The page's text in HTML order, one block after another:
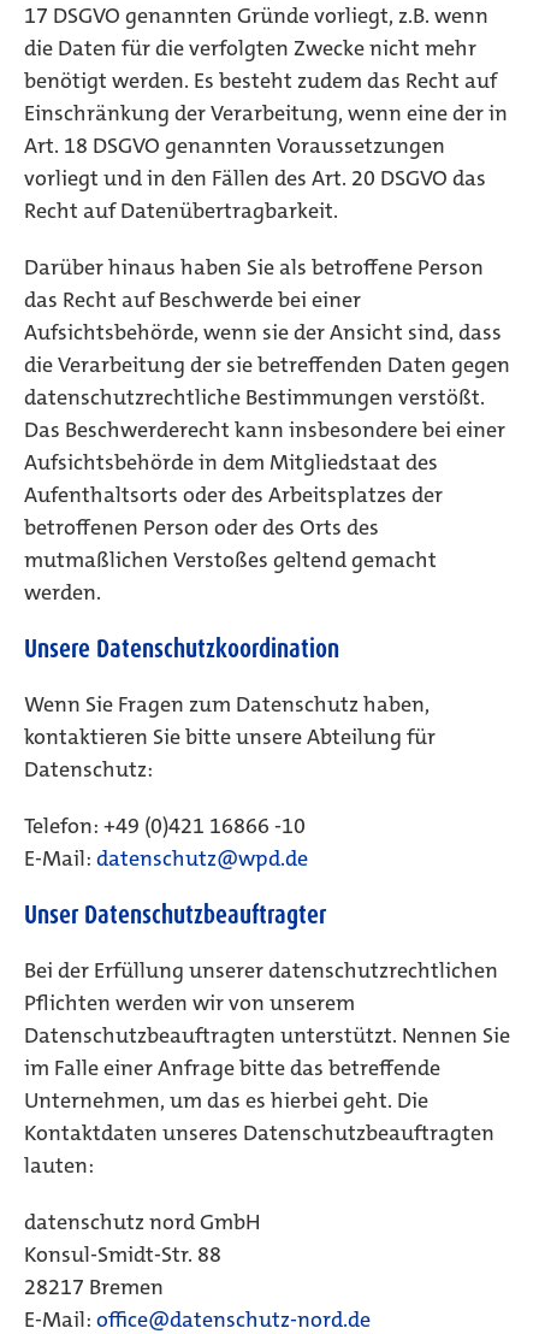
17 DSGVO genannten Gründe vorliegt, z.B. wenn
die Daten für die verfolgten Zwecke nicht mehr
benötigt werden. Es besteht zudem das Recht auf
Einschränkung der Verarbeitung, wenn eine der in
Art. 18 DSGVO genannten Voraussetzungen
vorliegt und in den Fällen des Art. 20 DSGVO das
Recht auf Datenübertragbarkeit.
Darüber hinaus haben Sie als betroffene Person
das Recht auf Beschwerde bei einer
Aufsichtsbehörde, wenn sie der Ansicht sind, dass
die Verarbeitung der sie betreffenden Daten gegen
datenschutzrechtliche Bestimmungen verstößt.
Das Beschwerderecht kann insbesondere bei einer
Aufsichtsbehörde in dem Mitgliedstaat des
Aufenthaltsorts oder des Arbeitsplatzes der
betroffenen Person oder des Orts des
mutmaßlichen Verstoßes geltend gemacht
werden.
Unsere Datenschutzkoordination
Wenn Sie Fragen zum Datenschutz haben,
kontaktieren Sie bitte unsere Abteilung für
Datenschutz:
Telefon: +49 (0)421 16866 -10
E-Mail: datenschutz@wpd.de
Unser Datenschutzbeauftragter
Bei der Erfüllung unserer datenschutzrechtlichen
Pflichten werden wir von unserem
Datenschutzbeauftragten unterstützt. Nennen Sie
im Falle einer Anfrage bitte das betreffende
Unternehmen, um das es hierbei geht. Die
Kontaktdaten unseres Datenschutzbeauftragten
lauten:
datenschutz nord GmbH
Konsul-Smidt-Str. 88
28217 Bremen
E-Mail: office@datenschutz-nord.de